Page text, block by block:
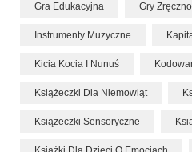
Gra Edukacyjna Gry
Instrumenty Muzyczne
Kicia Kocia I Nunuś
Książeczki Dla Niemowląt
Książeczki Sensoryczne